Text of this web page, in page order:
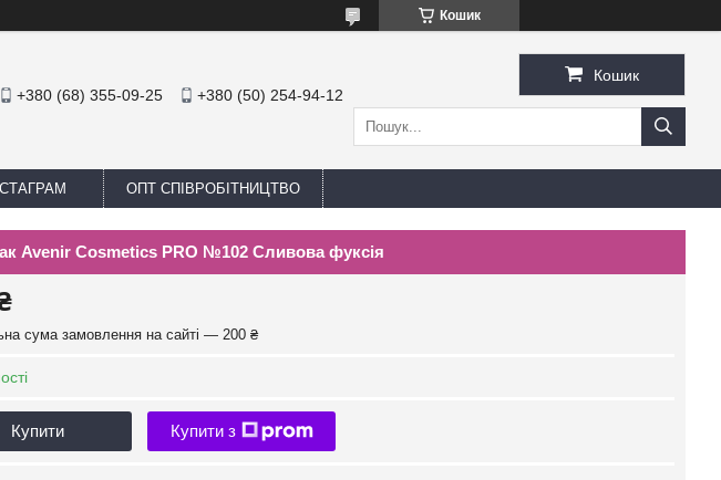
Кошик
+380 (68) 355-09-25 +380 (50) 254-94-12
Кошик
ОПТ СПІВРОБІТНИЦТВО
Avenir Cosmetics PRO №102 Сливова фуксія
сума замовлення на сайті — 200 ₴
Купити Купити з